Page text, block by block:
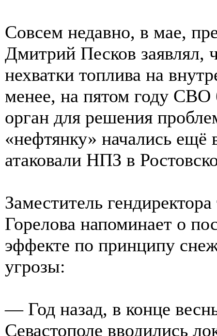
Совсем недавно, в мае,
Дмитрий Песков заявлял,
нехватки топлива на
менее, на пятом году
орган для решения
«нефтянку» начались ещё
атаковали НПЗ в
Заместитель
Горелова напоминает о
эффекте по принципу
угрозы:
— Год назад, в конце
Севастополе вводились